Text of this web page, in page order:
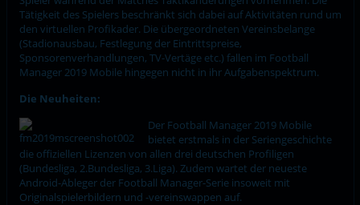
Tätigkeit des Spielers beschränkt sich dabei auf Aktivitäten rund um
den virtuellen Profikader. Die übergeordneten Vereinsbelange
(Stadionausbau, Festlegung der Eintrittspreise,
Sponsorenverhandlungen, TV-Vertäge etc.) fallen im Football
Manager 2019 Mobile hingegen nicht in ihr Aufgabenspektrum.
Die Neuheiten:
Der Football Manager 2019 Mobile
bietet erstmals in der Seriengeschichte
die offiziellen Lizenzen von allen drei deutschen Profiligen
(Bundesliga, 2.Bundesliga, 3.Liga). Zudem wartet der neueste
Android-Ableger der Football Manager-Serie insoweit mit
Originalspielerbildern und -vereinswappen auf.